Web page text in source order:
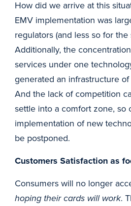
How did we arrive at this
EMV implementation was
regulators (and less so for
Additionally, the
services under one
generated an infrastructure
And the lack of competition
settle into a comfort zone, so
implementation of new
be postponed.
Customers Satisfaction as
Consumers will no longer
hoping their cards will work.